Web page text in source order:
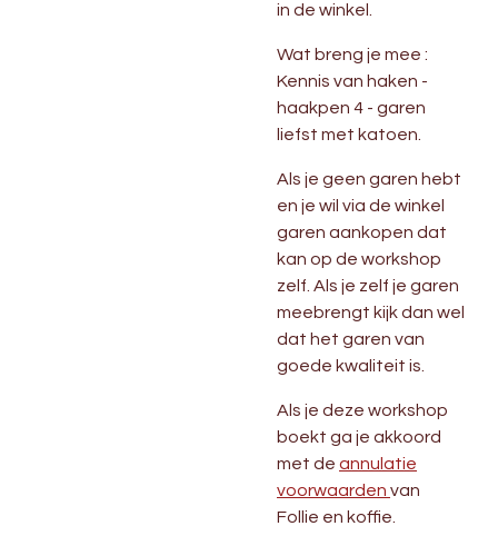
in de winkel.
Wat breng je mee :
Kennis van haken -
haakpen 4 - garen
liefst met katoen.
Als je geen garen hebt
en je wil via de winkel
garen aankopen dat
kan op de workshop
zelf. Als je zelf je garen
meebrengt kijk dan wel
dat het garen van
goede kwaliteit is.
Als je deze workshop
boekt ga je akkoord
met de annulatie
voorwaarden van
Follie en koffie.